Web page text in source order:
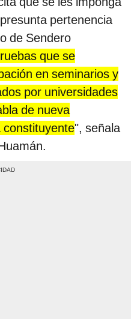
pertenencia
de Sendero
que se
en seminarios y
por universidades
de nueva
constituyente", señala